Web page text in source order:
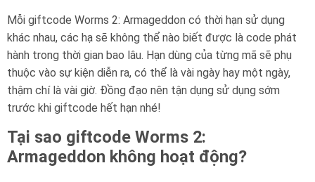
Mỗi giftcode Worms 2: Armageddon có thời hạn sử dụng
khác nhau, các hạ sẽ không thể nào biết được là code phát
hành trong thời gian bao lâu. Hạn dùng của từng mã sẽ phụ
thuộc vào sự kiện diễn ra, có thể là vài ngày hay một ngày,
thậm chí là vài giờ. Đồng đạo nên tận dụng sử dụng sớm
trước khi giftcode hết hạn nhé!
Tại sao giftcode Worms 2:
Armageddon không hoạt động?